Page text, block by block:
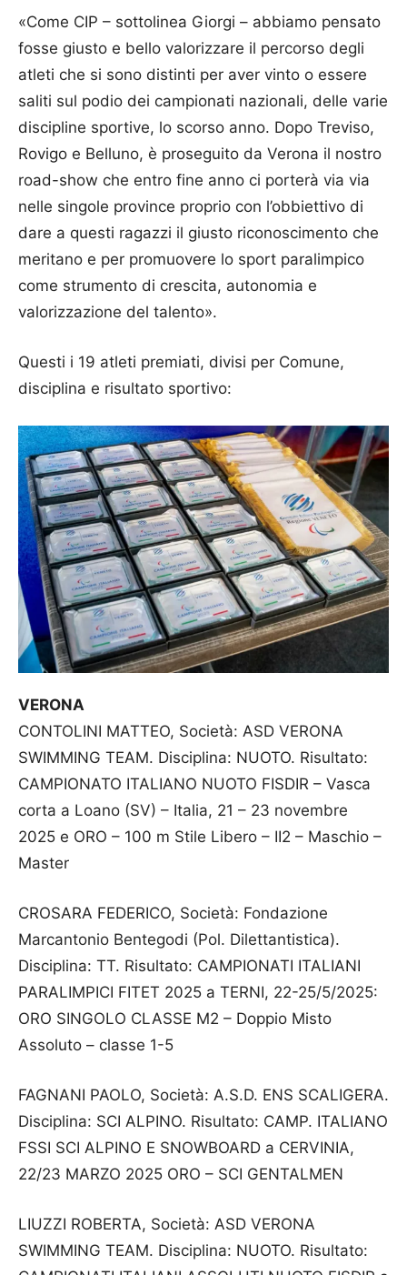
«Come CIP – sottolinea Giorgi – abbiamo pensato
fosse giusto e bello valorizzare il percorso degli
atleti che si sono distinti per aver vinto o essere
saliti sul podio dei campionati nazionali, delle varie
discipline sportive, lo scorso anno. Dopo Treviso,
Rovigo e Belluno, è proseguito da Verona il nostro
road-show che entro fine anno ci porterà via via
nelle singole province proprio con l’obbiettivo di
dare a questi ragazzi il giusto riconoscimento che
meritano e per promuovere lo sport paralimpico
come strumento di crescita, autonomia e
valorizzazione del talento».
Questi i 19 atleti premiati, divisi per Comune,
disciplina e risultato sportivo:
VERONA
CONTOLINI MATTEO, Società: ASD VERONA
SWIMMING TEAM. Disciplina: NUOTO. Risultato:
CAMPIONATO ITALIANO NUOTO FISDIR – Vasca
corta a Loano (SV) – Italia, 21 – 23 novembre
2025 e ORO – 100 m Stile Libero – II2 – Maschio –
Master
CROSARA FEDERICO, Società: Fondazione
Marcantonio Bentegodi (Pol. Dilettantistica).
Disciplina: TT. Risultato: CAMPIONATI ITALIANI
PARALIMPICI FITET 2025 a TERNI, 22-25/5/2025:
ORO SINGOLO CLASSE M2 – Doppio Misto
Assoluto – classe 1-5
FAGNANI PAOLO, Società: A.S.D. ENS SCALIGERA.
Disciplina: SCI ALPINO. Risultato: CAMP. ITALIANO
FSSI SCI ALPINO E SNOWBOARD a CERVINIA,
22/23 MARZO 2025 ORO – SCI GENTALMEN
LIUZZI ROBERTA, Società: ASD VERONA
SWIMMING TEAM. Disciplina: NUOTO. Risultato: